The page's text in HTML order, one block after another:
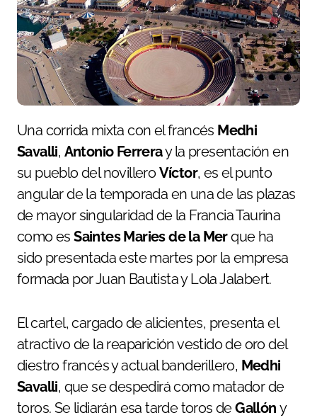
Una corrida mixta con el francés Medhi
Savalli, Antonio Ferreray la presentación en
su pueblo del novilleroVíctor, es el punto
angular de la temporada en una de las plazas
de mayor singularidad de la Francia Taurina
como esSaintes Maries de la Merque ha
sido presentada este martes por la empresa
formada por Juan Bautista y Lola Jalabert.
El cartel, cargado de alicientes, presenta el
atractivo de la reaparición vestido de oro del
diestro francés y actual banderillero, Medhi
Savalli, que se despedirá como matador de
toros. Se lidiarán esa tarde toros deGallóny